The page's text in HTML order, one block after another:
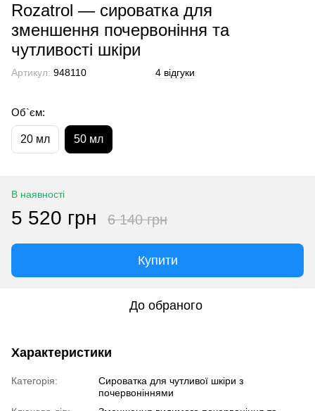
Rozatrol — сироватка для
зменшення почервоніння та
чутливості шкіри
Артикул: 948110 4 відгуки
Об`єм:
20 мл 50 мл
В наявності
5 520 грн 6 140 грн
Купити
До обраного
Характеристики
Категорія:
Сироватка для чутливої шкіри з
почервоніннями